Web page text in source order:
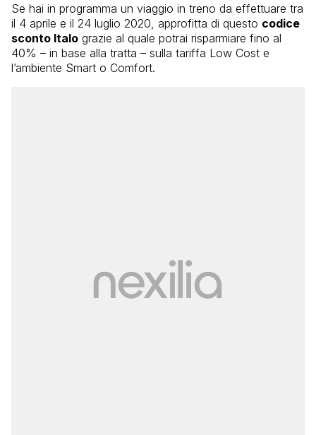
Se hai in programma un viaggio in treno da effettuare tra
il 4 aprile e il 24 luglio 2020, approfitta di questo codice
sconto Italo grazie al quale potrai risparmiare fino al
40% – in base alla tratta – sulla tariffa Low Cost e
l’ambiente Smart o Comfort.